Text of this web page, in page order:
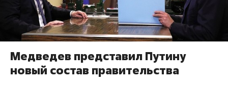
Медведев представил Путину
новый состав правительства